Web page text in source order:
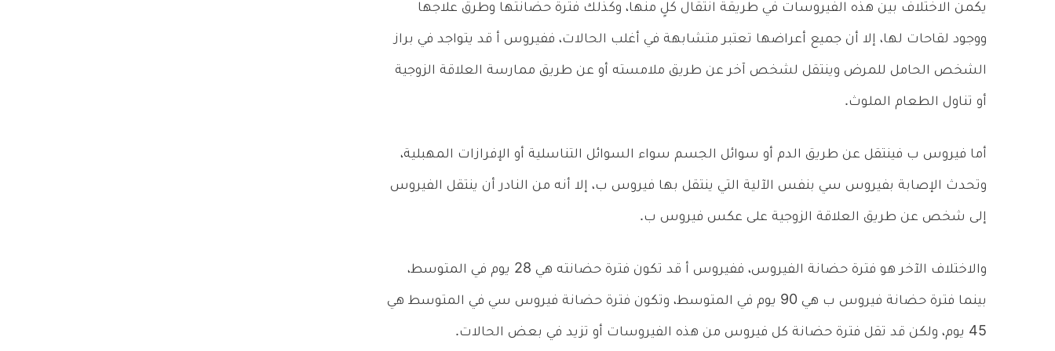
يكمن الاختلاف بين هذه الفيروسات في طريقة انتقال كلٍ منها، وكذلك فترة حضانتها وطرق علاجها
ووجود لقاحات لها، إلا أن جميع أعراضها تعتبر متشابهة في أغلب الحالات، ففيروس أ قد يتواجد في براز
الشخص الحامل للمرض وينتقل لشخص آخر عن طريق ملامسته أو عن طريق ممارسة العلاقة الزوجية
أو تناول الطعام الملوث.
أما فيروس ب فينتقل عن طريق الدم أو سوائل الجسم سواء السوائل التناسلية أو الإفرازات المهبلية،
وتحدث الإصابة بفيروس سي بنفس الآلية التي ينتقل بها فيروس ب، إلا أنه من النادر أن ينتقل الفيروس
إلى شخص عن طريق العلاقة الزوجية على عكس فيروس ب.
والاختلاف الآخر هو فترة حضانة الفيروس، ففيروس أ قد تكون فترة حضانته هي 28 يوم في المتوسط،
بينما فترة حضانة فيروس ب هي 90 يوم في المتوسط، وتكون فترة حضانة فيروس سي في المتوسط هي
45 يوم، ولكن قد تقل فترة حضانة كل فيروس من هذه الفيروسات أو تزيد في بعض الحالات.